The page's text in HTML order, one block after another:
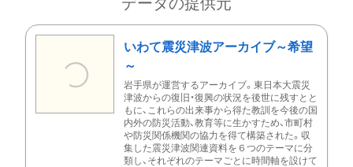
いわて震災津波アーカイブ～希望
～
岩手県が運営するアーカイブ。東日本大震災
津波からの復旧・復興の状況を後世に残すとと
もに、これらの出来事から得た教訓を今後の国
内外の防災活動、教育等に生かすため、市町村
や防災関係機関の協力を得て構築された。収
集した震災津波関連資料を６つのテーマに分
類し、それぞれのテーマごとに時間軸を設けて